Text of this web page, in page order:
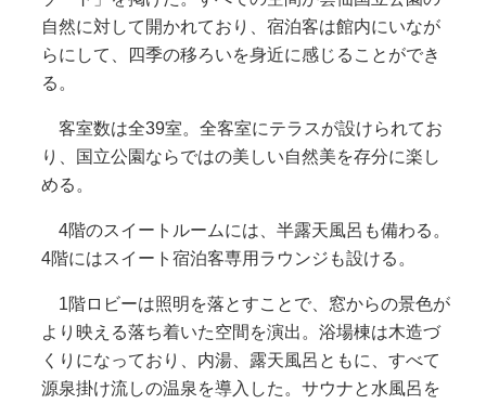
自然に対して開かれており、宿泊客は館内にいなが
らにして、四季の移ろいを身近に感じることができ
る。
客室数は全39室。全客室にテラスが設けられてお
り、国立公園ならではの美しい自然美を存分に楽し
める。
4階のスイートルームには、半露天風呂も備わる。
4階にはスイート宿泊客専用ラウンジも設ける。
1階ロビーは照明を落とすことで、窓からの景色が
より映える落ち着いた空間を演出。浴場棟は木造づ
くりになっており、内湯、露天風呂ともに、すべて
源泉掛け流しの温泉を導入した。サウナと水風呂を